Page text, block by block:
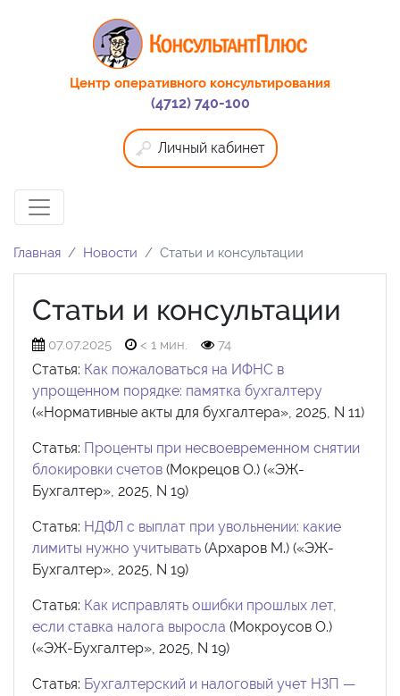
Центр оперативного консультирования
(4712) 740-100
Личный кабинет
Главная Новости Статьи и консультации
Статьи и консультации
07.07.2025 < 1 мин. 74
Статья: Как пожаловаться на ИФНС в
упрощенном порядке: памятка бухгалтеру
(«Нормативные акты для бухгалтера», 2025, N 11)
Статья: Проценты при несвоевременном снятии
блокировки счетов (Мокрецов О.) («ЭЖ-
Бухгалтер», 2025, N 19)
Статья: НДФЛ с выплат при увольнении: какие
лимиты нужно учитывать (Архаров М.) («ЭЖ-
Бухгалтер», 2025, N 19)
Статья: Как исправлять ошибки прошлых лет,
если ставка налога выросла (Мокроусов О.)
(«ЭЖ-Бухгалтер», 2025, N 19)
Статья: Бухгалтерский и налоговый учет НЗП —